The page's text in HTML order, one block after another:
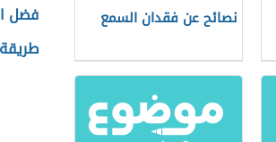
نصائح عن فقدان السمع
فضل